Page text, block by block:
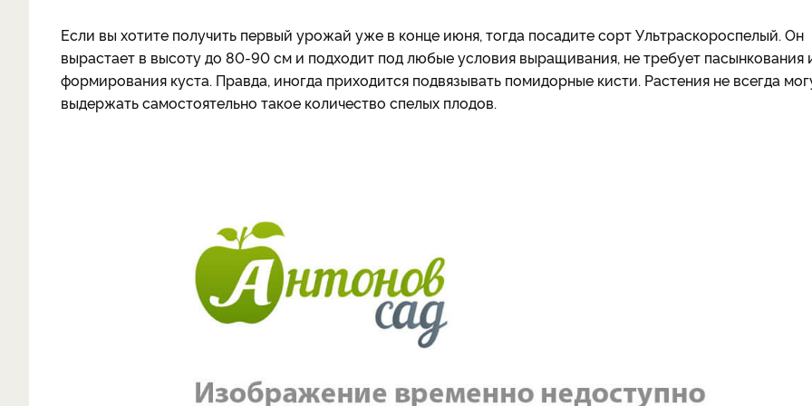
Если вы хотите получить первый урожай уже в конце июня, тогда посадите сорт Ультраскороспелый. Он
вырастает в высоту до 80-90 см и подходит под любые условия выращивания, не требует пасынкования
формирования куста. Правда, иногда приходится подвязывать помидорные кисти. Растения не всегда
выдержать самостоятельно такое количество спелых плодов.